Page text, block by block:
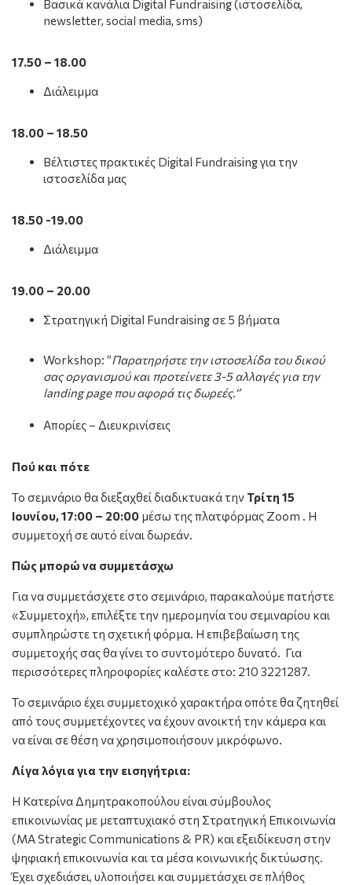
Βασικά κανάλια Digital Fundraising (ιστοσελίδα,
newsletter, social media, sms)
17.50 – 18.00
Διάλειμμα
18.00 – 18.50
Βέλτιστες πρακτικές Digital Fundraising για την
ιστοσελίδα μας
18.50 -19.00
Διάλειμμα
19.00 – 20.00
Στρατηγική Digital Fundraising σε 5 βήματα
Workshop: ‘’Παρατηρήστε την ιστοσελίδα του δικού
σας οργανισμού και προτείνετε 3-5 αλλαγές για την
landing page που αφορά τις δωρεές.‘’
Απορίες – Διευκρινίσεις
Πού και πότε
Το σεμινάριο θα διεξαχθεί διαδικτυακά την Τρίτη 15
Ιουνίου, 17:00 – 20:00 μέσω της πλατφόρμας Zoom . Η
συμμετοχή σε αυτό είναι δωρεάν.
Πώς μπορώ να συμμετάσχω
Για να συμμετάσχετε στο σεμινάριο, παρακαλούμε πατήστε
«Συμμετοχή», επιλέξτε την ημερομηνία του σεμιναρίου και
συμπληρώστε τη σχετική φόρμα. Η επιβεβαίωση της
συμμετοχής σας θα γίνει το συντομότερο δυνατό. Για
περισσότερες πληροφορίες καλέστε στο: 210 3221287.
Το σεμινάριο έχει συμμετοχικό χαρακτήρα οπότε θα ζητηθεί
από τους συμμετέχοντες να έχουν ανοικτή την κάμερα και
να είναι σε θέση να χρησιμοποιήσουν μικρόφωνο.
Λίγα λόγια για την εισηγήτρια:
Η Κατερίνα Δημητρακοπούλου είναι σύμβουλος
επικοινωνίας με μεταπτυχιακό στη Στρατηγική Επικοινωνία
(MA Strategic Communications & PR) και εξειδίκευση στην
ψηφιακή επικοινωνία και τα μέσα κοινωνικής δικτύωσης.
Έχει σχεδιάσει, υλοποιήσει και συμμετάσχει σε πλήθος